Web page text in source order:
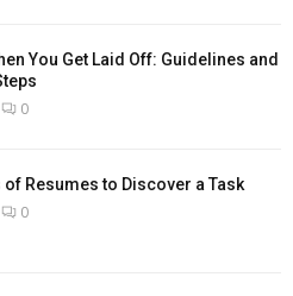
You Get Laid Off: Guidelines and
0
of Resumes to Discover a Task
0